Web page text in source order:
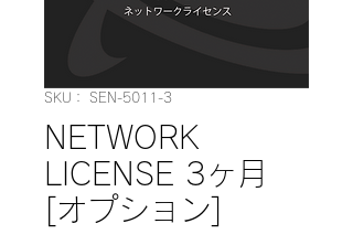
SKU： SEN-5011-3
NETWORK
LICENSE 3ヶ月
[オプション]